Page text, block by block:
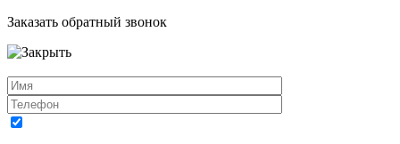
Заказать обратный звонок